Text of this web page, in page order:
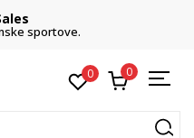
sportove.
0 0